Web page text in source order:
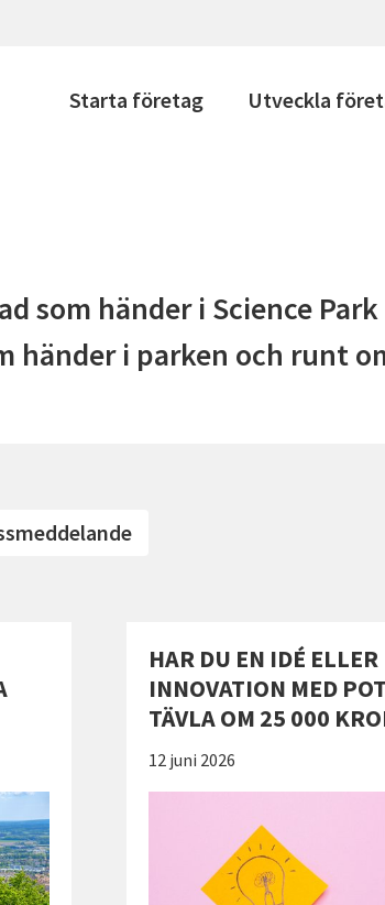
Starta företag Utveckla
som händer i Science
händer i parken och runt
HAR DU EN IDÉ ELLER
INNOVATION MED
TÄVLA OM 25 000
Publicerad:
12 juni 2026